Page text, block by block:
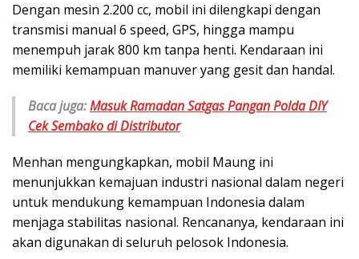
Dengan mesin 2.200 cc, mobil ini dilengkapi dengan
transmisi manual 6 speed, GPS, hingga mampu
menempuh jarak 800 km tanpa henti. Kendaraan ini
memiliki kemampuan manuver yang gesit dan handal.
Baca juga:Masuk Ramadan Satgas Pangan Polda DIY
Cek Sembako di Distributor
Menhan mengungkapkan, mobil Maung ini
menunjukkan kemajuan industri nasional dalam negeri
untuk mendukung kemampuan Indonesia dalam
menjaga stabilitas nasional. Rencananya, kendaraan ini
akan digunakan di seluruh pelosok Indonesia.